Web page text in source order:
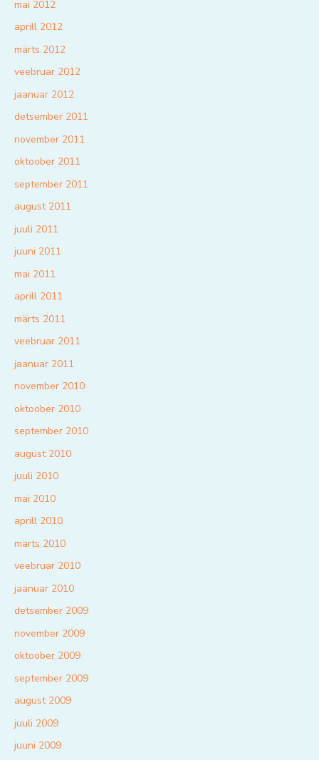
mai 2012
aprill 2012
märts 2012
veebruar 2012
jaanuar 2012
detsember 2011
november 2011
oktoober 2011
september 2011
august 2011
juuli 2011
juuni 2011
mai 2011
aprill 2011
märts 2011
veebruar 2011
jaanuar 2011
november 2010
oktoober 2010
september 2010
august 2010
juuli 2010
mai 2010
aprill 2010
märts 2010
veebruar 2010
jaanuar 2010
detsember 2009
november 2009
oktoober 2009
september 2009
august 2009
juuli 2009
juuni 2009